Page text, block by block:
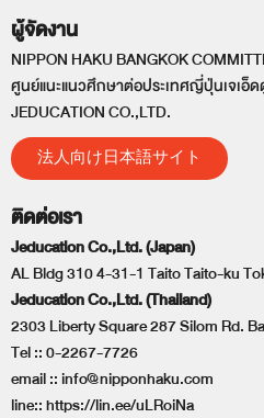
ผู้จัดงาน
NIPPON HAKU BANGKOK
ศูนย์แนะแนวศึกษาต่อประเทศญี่ปุ่นเจเอ็
JEDUCATION CO.,LTD.
法人向け日本語サイト
ติดต่อเรา
Jeducation Co.,Ltd. (Japan)
AL Bldg 310 4-31-1 Taito Taito-ku
Jeducation Co.,Ltd. (Thailand)
2303 Liberty Square 287 Silom Rd.
Tel ::0-2267-7726
email ::info@nipponhaku.com
line::https://lin.ee/uLRoiNa